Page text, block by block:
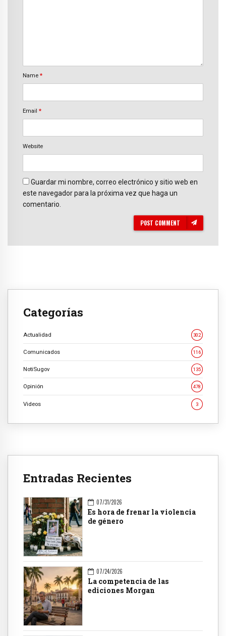
Name *
Email *
Website
Guardar mi nombre, correo electrónico y sitio web en
este navegador para la próxima vez que haga un
comentario.
POST COMMENT
Categorías
Actualidad 302
Comunicados 116
NotiSugov 135
Opinión 478
Videos 3
Entradas Recientes
07/31/2026
Es hora de frenar la violencia
de género
07/24/2026
La competencia de las
ediciones Morgan